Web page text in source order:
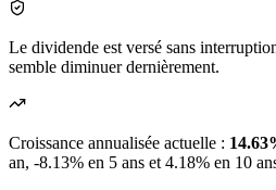
Le dividende est versé sans
semble diminuer dernièrement.
Croissance annualisée actuelle :
an, -8.13% en 5 ans et 4.18% en 10